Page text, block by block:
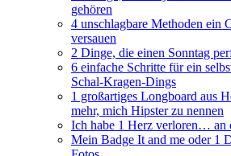
gehören
4 unschlagbare Methoden ein
versauen
2 Dinge, die einen Sonntag
6 einfache Schritte für ein
Schal-Kragen-Dings
1 großartiges Longboard aus
mehr, mich Hipster zu nennen
Ich habe 1 Herz verloren… an
Mein Badge It and me oder 1